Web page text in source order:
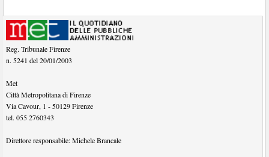
Reg. Tribunale Firenze
n. 5241 del 20/01/2003
Met
Città Metropolitana di Firenze
Via Cavour, 1 - 50129 Firenze
tel.055 2760343
Direttore responsabile:Michele Brancale